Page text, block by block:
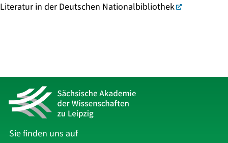
Literatur in der Deutschen Nationalbibliothek
Sie finden uns auf